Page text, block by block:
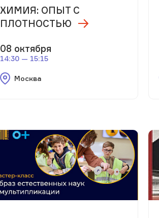
ХИМИЯ: ОПЫТ С
ПЛОТНОСТЬЮ
08 октября
14:30 — 15:15
Москва